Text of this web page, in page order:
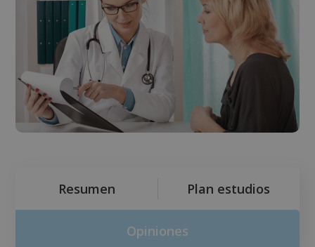
Resumen Plan estudios
Opiniones